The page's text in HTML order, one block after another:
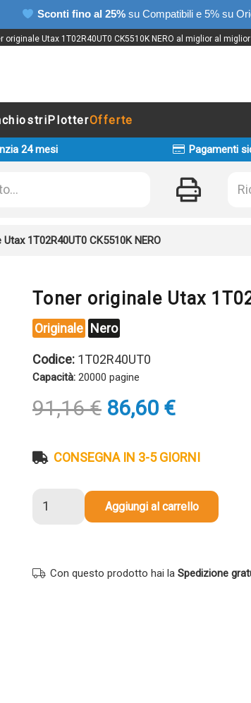
Sconti fino al 25% su Compatibili e 5% su
originale Utax 1T02R40UT0 CK5510K NERO al miglior al
PlotterOfferte
24 mesi Pagamenti
1T02R40UT0 CK5510K NERO
Toner originale Utax
Originale Nero
Codice: 1T02R40UT0
Capacità: 20000 pagine
91,16€ Il
prezzo
era:
86,60 €Il
è:
CONSEGNA IN 3-5 GIORNI
originale
NERO
Aggiungi al carrello
Con questo prodotto hai la Spedizione